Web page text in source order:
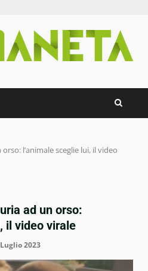
l’animale sceglie lui, il video
ad un orso:
il video virale
2023